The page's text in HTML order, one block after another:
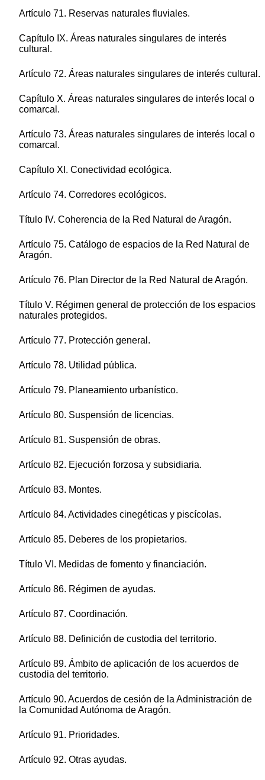
Artículo 71. Reservas naturales fluviales.
Capítulo IX. Áreas naturales singulares de interés
cultural.
Artículo 72. Áreas naturales singulares de interés cultural.
Capítulo X. Áreas naturales singulares de interés local o
comarcal.
Artículo 73. Áreas naturales singulares de interés local o
comarcal.
Capítulo XI. Conectividad ecológica.
Artículo 74. Corredores ecológicos.
Título IV. Coherencia de la Red Natural de Aragón.
Artículo 75. Catálogo de espacios de la Red Natural de
Aragón.
Artículo 76. Plan Director de la Red Natural de Aragón.
Título V. Régimen general de protección de los espacios
naturales protegidos.
Artículo 77. Protección general.
Artículo 78. Utilidad pública.
Artículo 79. Planeamiento urbanístico.
Artículo 80. Suspensión de licencias.
Artículo 81. Suspensión de obras.
Artículo 82. Ejecución forzosa y subsidiaria.
Artículo 83. Montes.
Artículo 84. Actividades cinegéticas y piscícolas.
Artículo 85. Deberes de los propietarios.
Título VI. Medidas de fomento y financiación.
Artículo 86. Régimen de ayudas.
Artículo 87. Coordinación.
Artículo 88. Definición de custodia del territorio.
Artículo 89. Ámbito de aplicación de los acuerdos de
custodia del territorio.
Artículo 90. Acuerdos de cesión de la Administración de
la Comunidad Autónoma de Aragón.
Artículo 91. Prioridades.
Artículo 92. Otras ayudas.